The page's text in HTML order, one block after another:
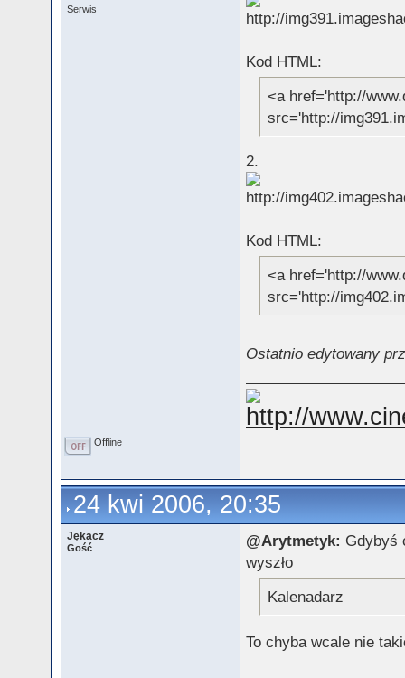
Serwis
Kod HTML:
<a href='http://
src='http://
2.
Kod HTML:
<a href='http://
src='http://
Ostatnio edytowany
Offline
24 kwi 2006, 20:35
Jękacz
Gość @Arytmetyk: Gdybyś
wyszło
Kalenadarz
To chyba wcale nie